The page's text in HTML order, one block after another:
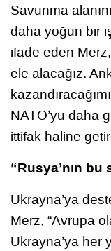
Savunma
daha yoğun bir
ifade eden
ele alacağız.
NATO’yu daha
ittifak haline
“Rusya’nın
Ukrayna’ya
Merz, “Avrupa
Ukrayna’ya her